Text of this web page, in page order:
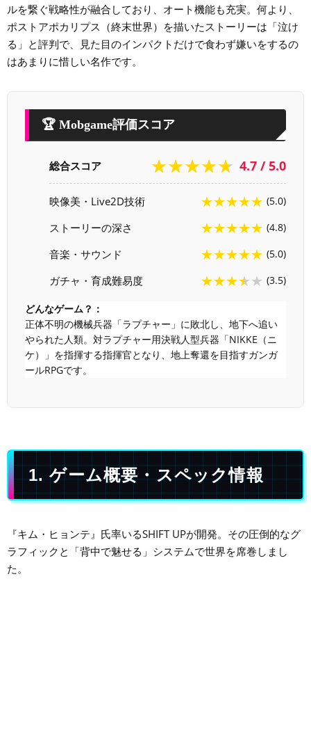
ルを繋ぐ戦略性が融合しており、オート機能も充実。何より、
ポストアポカリプス（終末世界）を描いたストーリーは「泣け
る」と評判で、見た目のインパクトだけで食わず嫌いをするの
はあまりに惜しい名作です。
🏆 Mobgame評価スコア
総合スコア ★★★★★ 4.7 / 5.0
映像美・Live2D技術 ★★★★★ (5.0)
ストーリーの深さ ★★★★★ (4.8)
音楽・サウンド ★★★★★ (5.0)
ガチャ・育成難易度 ★★★★★ (3.5)
どんなゲーム？：
正体不明の機械兵器「ラプチャー」に敗北し、地下へ追い
やられた人類。対ラプチャー用決戦人型兵器「NIKKE（ニ
ケ）」を指揮する指揮官となり、地上奪還を目指すガンガ
ールRPGです。
1. ゲーム概要・スペック情報
『キム・ヒョンテ』氏率いるSHIFT UPが開発。その圧倒的なグ
ラフィックと「背中で魅せる」システムで世界を席巻しまし
た。